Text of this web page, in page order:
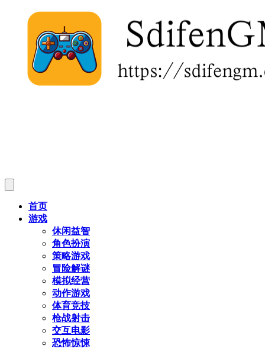
首页
游戏
休闲益智
角色扮演
策略游戏
冒险解谜
模拟经营
动作游戏
体育竞技
枪战射击
交互电影
恐怖惊悚